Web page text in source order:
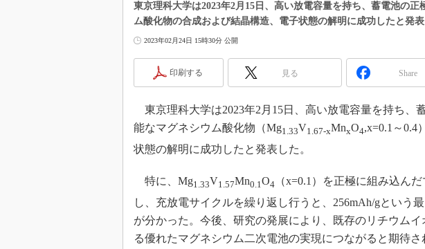
電源設
エレクト
リタイア直前エンジニアの社会人大
学漂流記
踊るバズワード ～Behind the
Buzzword
で起こること
製品分解で探るアジアの新トレンド
光伝送技術を知る
“異端児エンジニア”が仕掛けた社内
改革、執念の180日
イノベーションは日本を救うのか
JASA発IoT通信
東京理科大学は2023年2月15日、高い放電容量を持ち、蓄電池の
ム酸化物の合成および結晶構造、電子状態の解明に成功したと発表
2023年02月24日 15時30分 公開
印刷する 見る Share
東京理科大学は2023年2月15日、高い放電容量を持ち、
能なマグネシウム酸化物（Mg1.33V1.67-xMnxO4,x=0.1～0.4
状態の解明に成功したと発表した。
特に、Mg1.33V1.57Mn0.1O4 （x=0.1）を正極に組み込ん
し、充放電サイクルを繰り返し行うと、256mAh/gという
が分かった。今後、研究の発展により、既存のリチウム
る優れたマグネシウム二次電池の実現につながると期待さ